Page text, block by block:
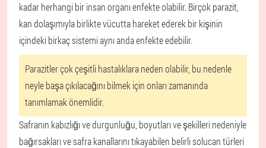
kadar herhangi bir insan organı enfekte olabilir. Birçok parazit,
kan dolaşımıyla birlikte vücutta hareket ederek bir kişinin
içindeki birkaç sistemi aynı anda enfekte edebilir.
Parazitler çok çeşitli hastalıklara neden olabilir, bu nedenle
neyle başa çıkılacağını bilmek için onları zamanında
tanımlamak önemlidir.
Safranın kabızlığı ve durgunluğu, boyutları ve şekilleri nedeniyle
bağırsakları ve safra kanallarını tıkayabilen belirli solucan türleri